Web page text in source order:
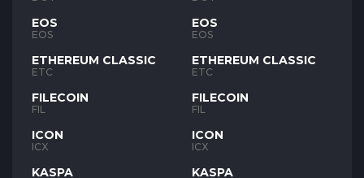
EOS
EOS
ETHEREUM CLASSIC
ETC
FILECOIN
FIL
ICON
ICX
KASPA
EOS
EOS
ETHEREUM CLASSIC
ETC
FILECOIN
FIL
ICON
ICX
KASPA